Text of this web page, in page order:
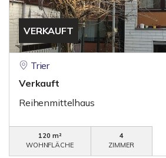
VERKAUFT
Trier
Verkauft
Reihenmittelhaus
120 m²
WOHNFLÄCHE
4
ZIMMER